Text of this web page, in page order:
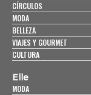
CÍRCULOS
MODA
BELLEZA
VIAJES Y GOURMET
CULTURA
Elle
MODA